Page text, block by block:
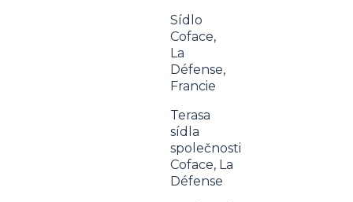
Sídlo
Coface,
La
Défense,
Francie
Terasa
sídla
společnosti
Coface, La
Défense